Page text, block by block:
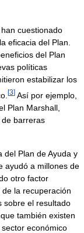
cuestionado
eficacia del Plan.
del Plan
políticas
estabilizar los
[3] Así por ejemplo,
Plan Marshall,
de barreras
del Plan de Ayuda y
ayudó a millones de
otro factor
la recuperación
sobre el resultado
también existen
económico